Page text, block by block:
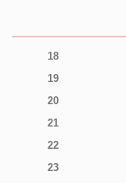
18
19
20
21
22
23